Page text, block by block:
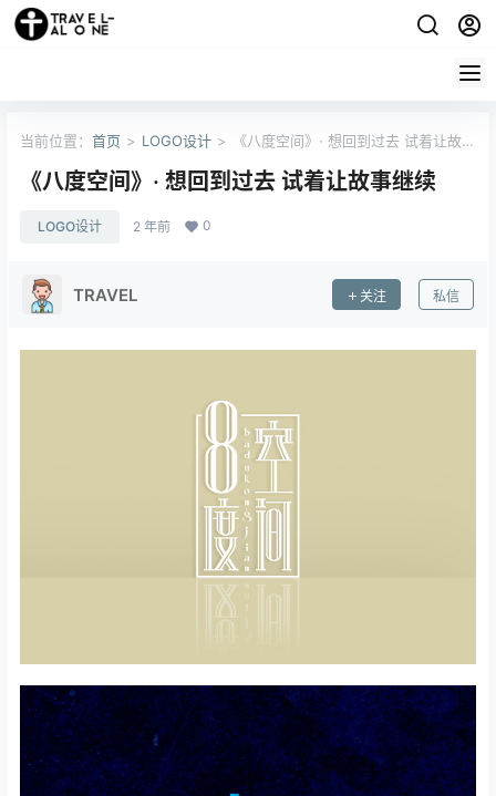
当前位置： 首页 > LOGO设计 >
《八度空间》· 想回到过去 试着让故事
《八度空间》· 想回到过去 试着让故事继续
LOGO设计 2 年前 0
TRAVEL 关注 私信